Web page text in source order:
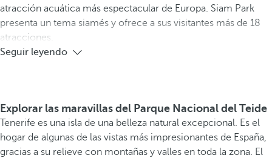
atracción acuática más espectacular de Europa. Siam Park
presenta un tema siamés y ofrece a sus visitantes más de 18
atracciones.
Seguir leyendo
Explorar las maravillas del Parque Nacional del Teide
Tenerife es una isla de una belleza natural excepcional. Es el
hogar de algunas de las vistas más impresionantes de España,
gracias a su relieve con montañas y valles en toda la zona. El